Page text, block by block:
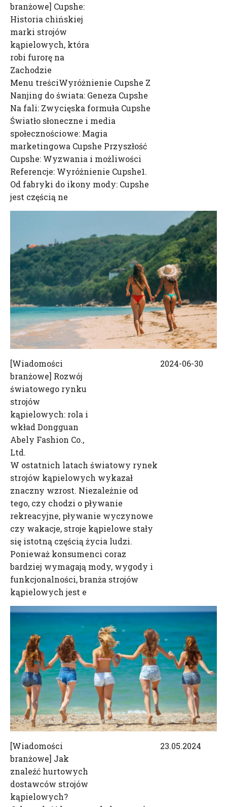
branżowe] Cupshe:
Historia chińskiej
marki strojów
kąpielowych, która
robi furorę na
Zachodzie
Menu treściWyróżnienie Cupshe Z
Nanjing do świata: Geneza Cupshe
Na fali: Zwycięska formuła Cupshe
Światło słoneczne i media
społecznościowe: Magia
marketingowa Cupshe Przyszłość
Cupshe: Wyzwania i możliwości
Referencje: Wyróżnienie Cupshe1.
Od fabryki do ikony mody: Cupshe
jest częścią ne
[Wiadomości
branżowe] Rozwój
światowego rynku
strojów
kąpielowych: rola i
wkład Dongguan
Abely Fashion Co.,
Ltd.
W ostatnich latach światowy rynek
strojów kąpielowych wykazał
znaczny wzrost. Niezależnie od
tego, czy chodzi o pływanie
rekreacyjne, pływanie wyczynowe
czy wakacje, stroje kąpielowe stały
się istotną częścią życia ludzi.
Ponieważ konsumenci coraz
bardziej wymagają mody, wygody i
funkcjonalności, branża strojów
kąpielowych jest e
2024-06-30
[Wiadomości
branżowe] Jak
znaleźć hurtowych
dostawców strojów
kąpielowych?
23.05.2024